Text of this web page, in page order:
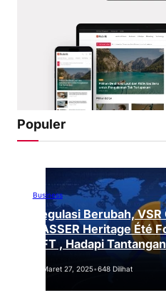
Populer
Business
Regulasi Berubah,
VASSER Heritage Été
NFT , Hadapi
Maret 27, 2025•648 Dilihat